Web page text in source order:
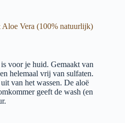
Vera (100% natuurlijk)
voor je huid. Gemaakt van
helemaal vrij van sulfaten.
van het wassen. De aloë
geeft de wash (en